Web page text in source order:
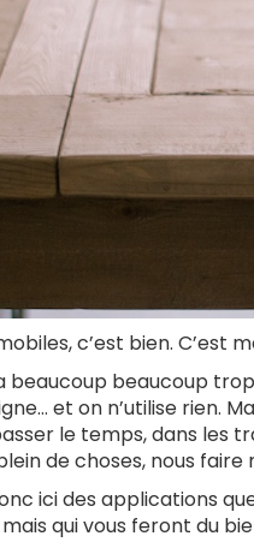
c’est bien. C’est
beaucoup beaucoup
et on n’utilise rien.
le temps, dans les
de choses, nous faire
ici des applications
qui vous feront du